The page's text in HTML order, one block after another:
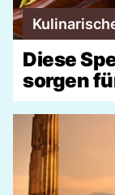
Diese
sorgen